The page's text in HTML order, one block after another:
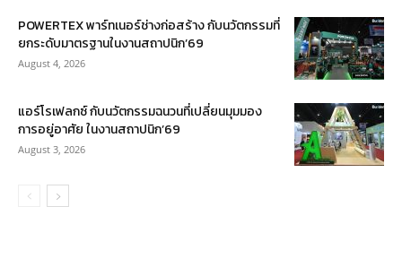
POWERTEX พาร์ทเนอร์ช่างก่อสร้าง กับนวัตกรรมที่
ยกระดับมาตรฐานในงานสถาปนิก’69
August 4, 2026
แอร์โรเฟลกซ์ กับนวัตกรรมฉนวนที่เปลี่ยนมุมมอง
การอยู่อาศัย ในงานสถาปนิก’69
August 3, 2026